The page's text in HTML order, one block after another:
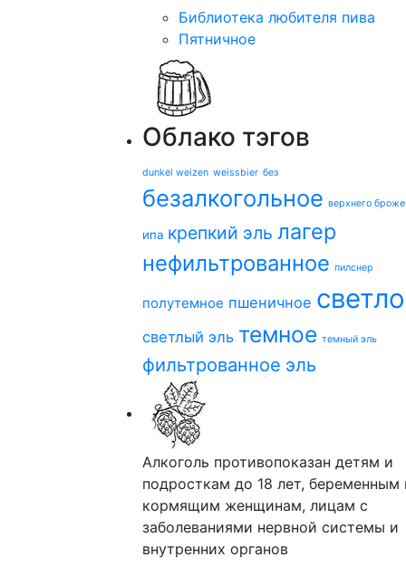
Библиотека любителя пива
Пятничное
Облако тэгов
dunkel weizen weissbier без
безалкогольное верхнего
ипа крепкий эль лагер
нефильтрованное пилснер
полутемное пшеничное
светлый эль темное темный эль
фильтрованное эль
Алкоголь противопоказан детям и
подросткам до 18 лет, беременным
кормящим женщинам, лицам с
заболеваниями нервной системы и
внутренних органов